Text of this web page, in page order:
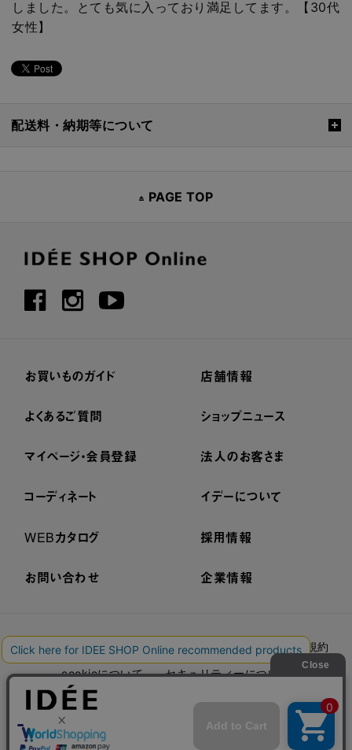
しました。とても気に入っており満足してます。【30代
女性】
配送料・納期等について
PAGE TOP
お買いものガイド
よくあるご質問
マイページ・会員登録
コーディネート
WEBカタログ
お問い合わせ
店舗情報
ショップニュース
法人のお客さま
イデーについて
採用情報
企業情報
プライバシーポリシー 外部送信ポリシー
ご利用規約
cookieについて
セキュリティーについて
特定商取引法に基づく表示
古物営業法に基づく表示